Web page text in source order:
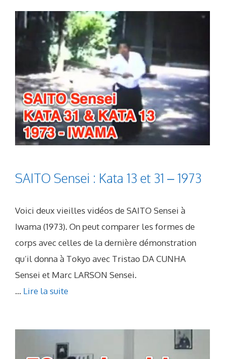
SAITO Sensei : Kata 13 et 31 – 1973
Voici deux vieilles vidéos de SAITO Sensei à
Iwama (1973). On peut comparer les formes de
corps avec celles de la dernière démonstration
qu’il donna à Tokyo avec Tristao DA CUNHA
Sensei et Marc LARSON Sensei.
... Lire la suite